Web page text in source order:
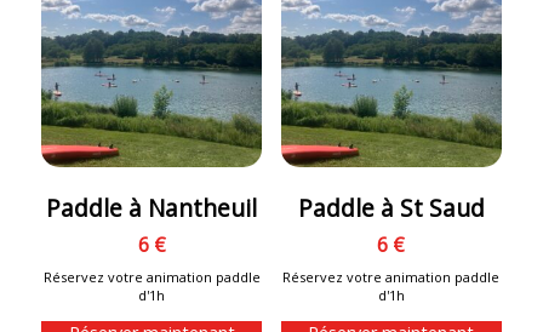
Paddle à Nantheuil
6 €
Réservez votre animation paddle
d'1h
Paddle à St Saud
6 €
Réservez votre animation paddle
d'1h